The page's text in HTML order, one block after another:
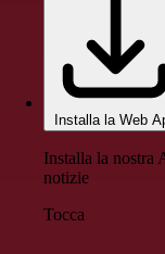
Installa la Web
Installa la nostra
notizie
Tocca